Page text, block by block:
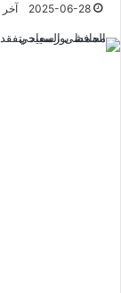
2025-06-28 آخر